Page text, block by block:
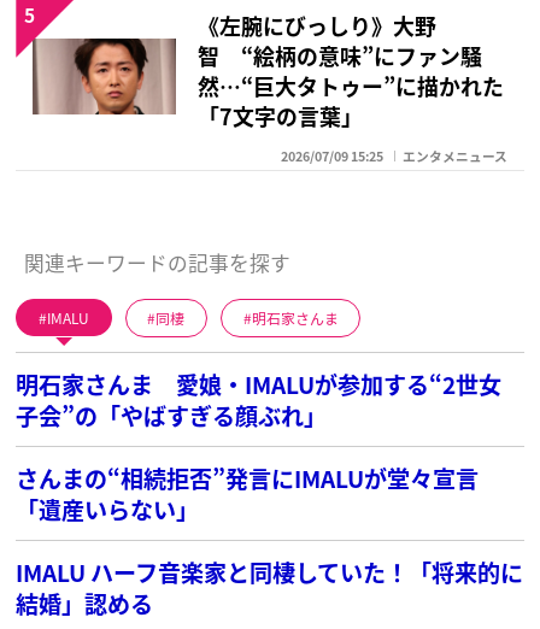
《左腕にびっしり》大野
智 “絵柄の意味”にファン騒
然…“巨大タトゥー”に描かれた
「7文字の言葉」
2026/07/09 15:25 エンタメニュース
5
関連キーワードの記事を探す
IMALU 同棲 明石家さんま
明石家さんま 愛娘・IMALUが参加する“2世女
子会”の「やばすぎる顔ぶれ」
さんまの“相続拒否”発言にIMALUが堂々宣言
「遺産いらない」
IMALU ハーフ音楽家と同棲していた！「将来的に
結婚」認める